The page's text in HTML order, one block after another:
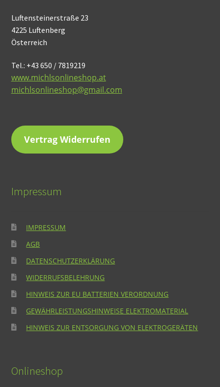
Luftensteinerstraße 23
4225 Luftenberg
Österreich
Tel.: +43 650 / 7819219
www.michlsonlineshop.at
michlsonlineshop@gmail.com
Vertrag Widerrufen
Impressum
IMPRESSUM
AGB
DATENSCHUTZERKLÄRUNG
WIDERRUFSBELEHRUNG
HINWEIS ZUR EU BATTERIEN VERORDNUNG
GEWÄHRLEISTUNGSHINWEISE ELEKTROMATERIAL
HINWEIS ZUR ENTSORGUNG VON ELEKTROGERÄTEN
Onlineshop